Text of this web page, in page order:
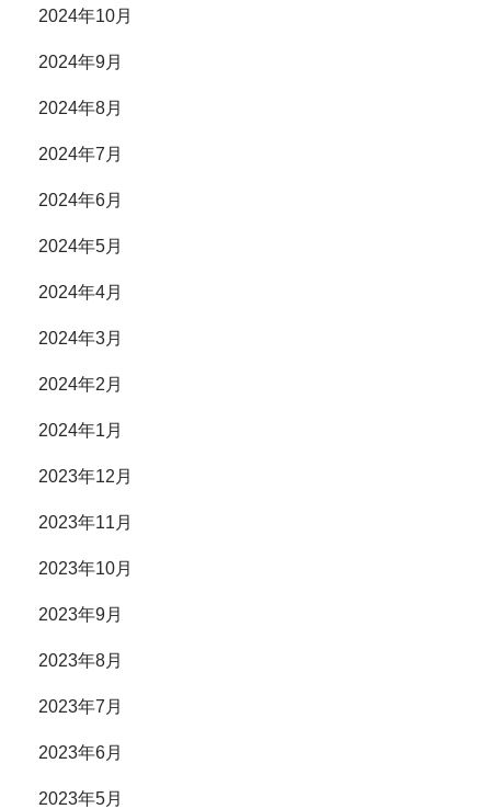
2024年10月
2024年9月
2024年8月
2024年7月
2024年6月
2024年5月
2024年4月
2024年3月
2024年2月
2024年1月
2023年12月
2023年11月
2023年10月
2023年9月
2023年8月
2023年7月
2023年6月
2023年5月